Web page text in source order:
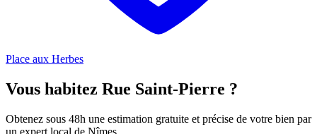
Place aux Herbes
Vous habitez Rue Saint-Pierre ?
Obtenez sous 48h une estimation gratuite et précise de votre bien par
un expert local de Nîmes.